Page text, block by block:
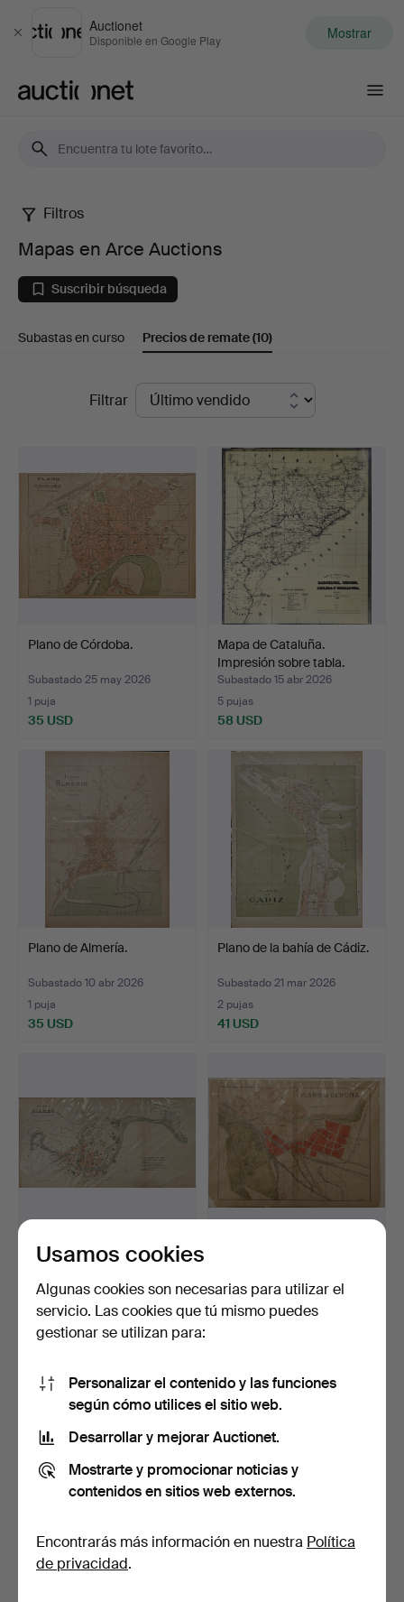
Cerrar
Auctionet
Disponible en Google Play Mostrar
Mapas
en
Arce
Auctions
Filtros
Mapas en Arce Auctions
Suscribir búsqueda
Subastas en curso Precios de remate(10)
Filtrar
Plano de Córdoba.
Subastado 25 may 2026
1 puja
35 USD
Mapa de Cataluña.
Impresión sobre tabla.
Subastado 15 abr 2026
5 pujas
58 USD
Plano de Almería.
Subastado 10 abr 2026
1 puja
35 USD
Plano de la bahía de Cádiz.
Subastado 21 mar 2026
2 pujas
41 USD
Plano de Bilbao. España
Subastado 8 feb 2026
1 puja
35 USD
Subastado 17 nov 2025
1 puja
Plano de Salamanca.
Procedente del libro "…
"La Beauce". Mapa
Usamos cookies
Algunas cookies son necesarias para utilizar el
servicio. Las cookies que tú mismo puedes
gestionar se utilizan para:
Personalizar el contenido y las funciones
según cómo utilices el sitio web.
Desarrollar y mejorar Auctionet.
Mostrarte y promocionar noticias y
contenidos en sitios web externos.
Encontrarás más información en nuestra Política
de privacidad.